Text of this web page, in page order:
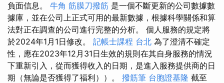
負面信息。 牛角 筋膜刀撥筋 是一個不斷更新的公司數據數
據庫，並在公司上正式可用的最新數據，根據科學關係和算
法對正在調查的公司進行完整的分析。 個人服務的規定將
於2024年1月1日修改。 記帳士課程 台北 為了澄清不確定
性，應在2023年12月31日生效的規則在其自身服務的情況
下重新引入，從而獲得收入的日期，是進入服務提供商的日
期（無論是否獲得了福利））。 撥筋筆 台胞證基隆 截至